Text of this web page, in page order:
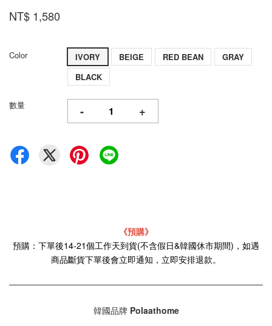
NT$ 1,580
Color IVORY BEIGE RED BEAN
GRAY
BLACK
數量 - +
《預購》
預購：下單後14-21個工作天到貨(不含假日&韓國休市期間)，如遇
商品斷貨下單後會立即通知，立即安排退款。
韓國品牌 Polaathome